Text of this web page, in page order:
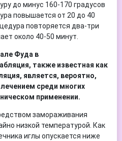
до минус 160-170 градусов
повышается от 20 до 40
повторяется два-три
около 40-50 минут.
Фуда в
также известная как
является, вероятно,
среди многих
применении.
замораживания
низкой температурой. Как
иглы опускается ниже